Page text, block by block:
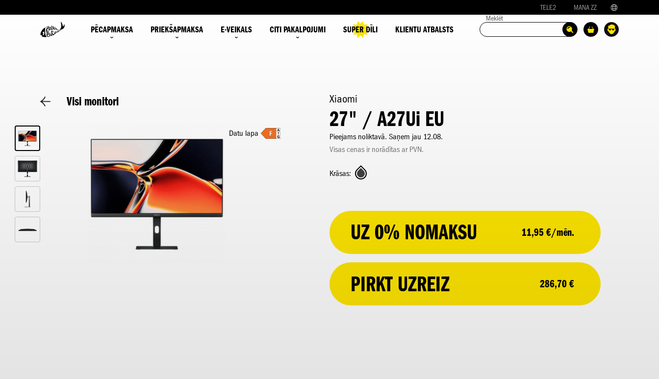
TELE2 MANA ZZ
PĒCAPMAKSA PRIEKŠAPMAKSA E-VEIKALS CITI PAKALPOJUMI SUPER DĪLI KLIENTU ATBALSTS
Meklēt
Visi monitori
Datu lapa
Xiaomi
27" / A27Ui EU
Pieejams noliktavā. Saņem jau 12.08.
Visas cenas ir norādītas ar PVN.
Krāsas:
UZ 0% NOMAKSU 11,95 €/mēn.
PIRKT UZREIZ 286,70 €